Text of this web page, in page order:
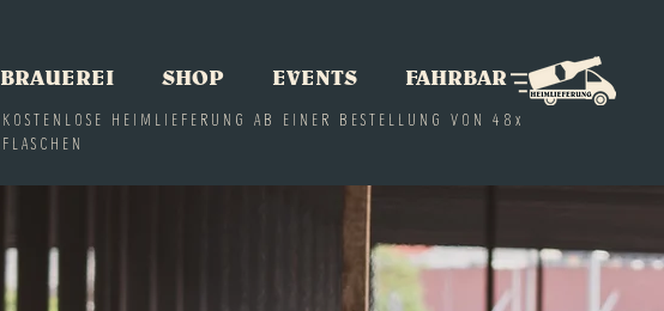
BRAUEREI SHOP EVENTS FAHRBAR
KOSTENLOSE HEIMLIEFERUNG AB EINER BESTELLUNG VON 48x
FLASCHEN